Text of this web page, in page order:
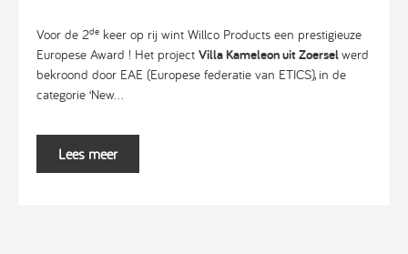
Voor de 2de keer op rij wint Willco Products een prestigieuze
Europese Award ! Het project Villa Kameleon uit Zoerselwerd
bekroond door EAE (Europese federatie van ETICS), in de
categorie ‘New...
Lees meer